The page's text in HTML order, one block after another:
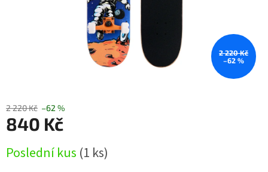
2 220 Kč
–62 %
2 220 Kč –62 %
840 Kč
cena:
Poslední kus (1 ks)